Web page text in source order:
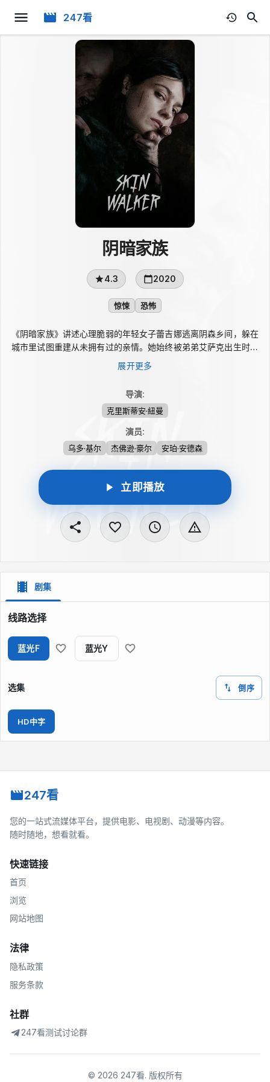
247看
阴暗家族
4.3 2020
惊悚 恐怖
《阴暗家族》讲述心理脆弱的年轻女子蕾吉娜逃离阴森乡间，躲在
城市里试图重建从未拥有过的亲情。她始终被弟弟艾萨克出生时的
惨剧缠绕：那场家庭分娩让母亲陷入疯狂，艾萨克也被认为已经死
亡。城市同样充满压迫，与负责治疗母亲、控制欲极强的精神科医
着并向家族复仇成为谜团，蕾吉娜不得不回到创伤源头，直面一家
人的罪疚。
展开更多
导演:
克里斯蒂安·紐曼
演员:
乌多·基尔 杰佛逊·豪尔 安珀·安德森
立即播放
剧集
线路选择
蓝光F 蓝光Y
选集 倒序
HD中字
247看
您的一站式流媒体平台，提供电影、电视剧、动漫等内容。
随时随地，想看就看。
快速链接
首页
浏览
网站地图
法律
隐私政策
服务条款
社群
247看测试讨论群
© 2026 247看. 版权所有